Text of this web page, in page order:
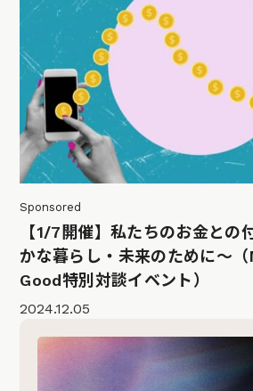
Sponsored
【1/7開催】私たちのお金との
かな暮らし・未来のために〜
Good特別対談イベント）
2024.12.05